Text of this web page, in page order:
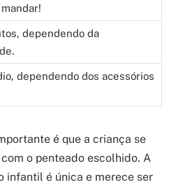
dependendo da
dependendo dos acessórios
é que a criança se
o penteado escolhido. A
infantil é única e merece ser